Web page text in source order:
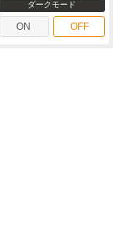
ダークモード
ON OFF